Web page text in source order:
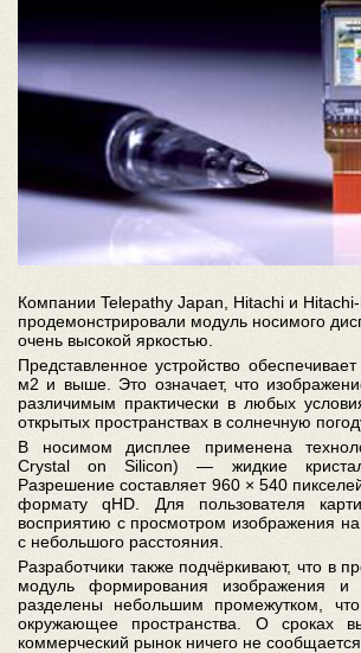
Компании Telepathy Japan, Hitachi и
продемонстрировали модуль носимого
очень высокой яркостью.
Представленное устройство
м2 и выше. Это означает, что
различимым практически в любых
открытых пространствах в солнечную
В носимом дисплее применена
Crystal on Silicon) — жидкие
Разрешение составляет 960 × 540
формату qHD. Для пользователя
восприятию с просмотром изображения
с небольшого расстояния.
Разработчики также подчёркивают, что в
модуль формирования изображения и
разделены небольшим промежутком,
окружающее пространства. О сроках
коммерческий рынок ничего не сообщается.